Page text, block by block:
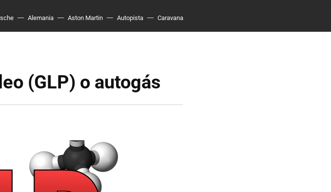
Alemania Aston Martin Autopista Caravana
(GLP) o autogás